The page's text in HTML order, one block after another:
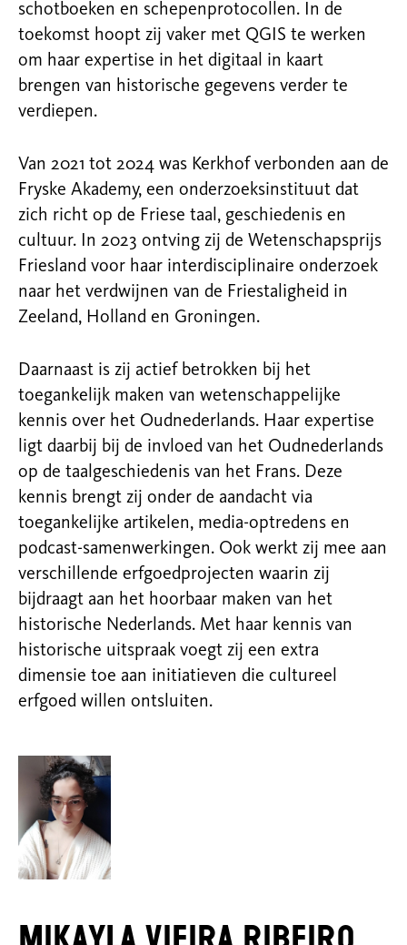
schotboeken en schepenprotocollen. In de
toekomst hoopt zij vaker met QGIS te werken
om haar expertise in het digitaal in kaart
brengen van historische gegevens verder te
verdiepen.
Van 2021 tot 2024 was Kerkhof verbonden aan de
Fryske Akademy, een onderzoeksinstituut dat
zich richt op de Friese taal, geschiedenis en
cultuur. In 2023 ontving zij de Wetenschapsprijs
Friesland voor haar interdisciplinaire onderzoek
naar het verdwijnen van de Friestaligheid in
Zeeland, Holland en Groningen.
Daarnaast is zij actief betrokken bij het
toegankelijk maken van wetenschappelijke
kennis over het Oudnederlands. Haar expertise
ligt daarbij bij de invloed van het Oudnederlands
op de taalgeschiedenis van het Frans. Deze
kennis brengt zij onder de aandacht via
toegankelijke artikelen, media-optredens en
podcast-samenwerkingen. Ook werkt zij mee aan
verschillende erfgoedprojecten waarin zij
bijdraagt aan het hoorbaar maken van het
historische Nederlands. Met haar kennis van
historische uitspraak voegt zij een extra
dimensie toe aan initiatieven die cultureel
erfgoed willen ontsluiten.
Mikayla Vieira Ribeiro